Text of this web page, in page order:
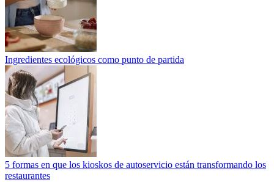
Ingredientes ecológicos como punto de partida
5 formas en que los kioskos de autoservicio están transformando los
restaurantes